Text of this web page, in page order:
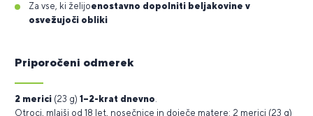
Za vse, ki želijoenostavno dopolniti beljakovine v
osvežujoči obliki
Priporočeni odmerek
2 merici (23 g) 1–2-krat dnevno.
Otroci, mlajši od 18 let, nosečnice in doječe matere: 2 merici (23 g)